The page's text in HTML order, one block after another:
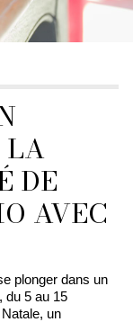
LA
DE
AVEC
plonger dans un
du 5 au 15
un